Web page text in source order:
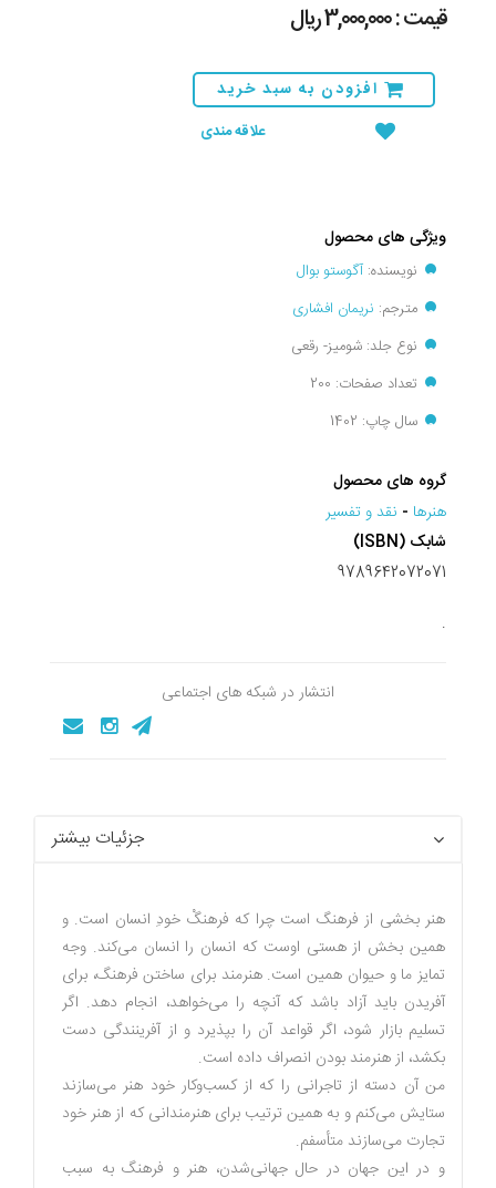
قیمت : 3,000,000 ريال
افزودن به سبد خرید
علاقه مندی
ویژگی های محصول
نویسنده: آگوستو بوال
مترجم: نریمان افشاری
نوع جلد: شومیز- رقعی
تعداد صفحات: 200
سال چاپ: 1402
گروه های محصول
هنرها - نقد و تفسير
شابک (ISBN)
9789642072071
.
انتشار در شبکه های اجتماعی
جزئیات بیشتر
هنر بخشی از فرهنگ است چرا که فرهنگْ خودِ انسان است. و
همین بخش از هستی اوست که انسان را انسان می‌کند. وجه
تمایز ما و حیوان همین است. هنرمند برای ساختن فرهنگ، برای
آفریدن باید آزاد باشد که آنچه را می‌خواهد، انجام دهد. اگر
تسلیم بازار شود، اگر قواعد آن را بپذیرد و از آفرینندگی دست
بکشد، از هنرمند بودن انصراف داده است.
من آن دسته از تاجرانی را که از کسب‌وکار خود هنر می‌سازند
ستایش می‌کنم و به همین ترتیب برای هنرمندانی که از هنر خود
تجارت می‌سازند متأسفم.
و در این جهان در حال جهانی‌شدن، هنر و فرهنگ به سبب